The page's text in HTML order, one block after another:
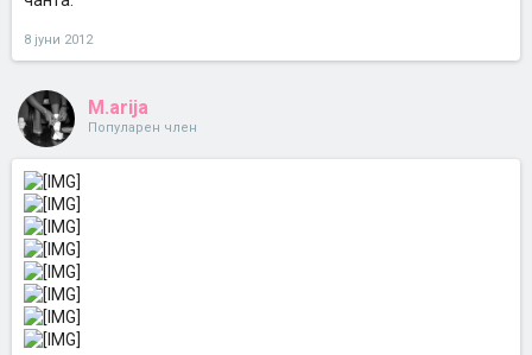
8 јуни 2012
M.arija
Популарен член